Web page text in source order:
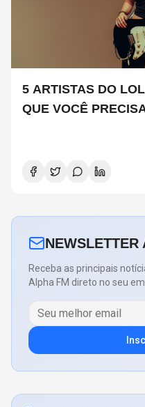
5 ARTISTAS DO
QUE VOCÊ
NEWSLETTER
Receba as principais
Alpha FM direto no seu